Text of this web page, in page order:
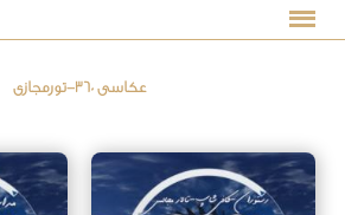
عکاسی 360-تورمجازی